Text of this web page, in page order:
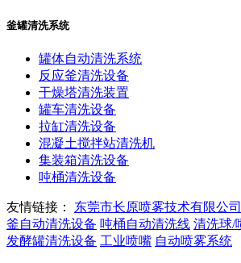
釜罐清洗系统
罐体自动清洗系统
反应釜清洗设备
干燥塔清洗装置
罐车清洗设备
拉缸清洗设备
混凝土搅拌站清洗机
集装箱清洗设备
吨桶清洗设备
友情链接： 东莞市长原喷雾技术有限公司
釜自动清洗设备 吨桶自动清洗线 清洗球/
发酵罐清洗设备 工业喷嘴 自动喷雾系统